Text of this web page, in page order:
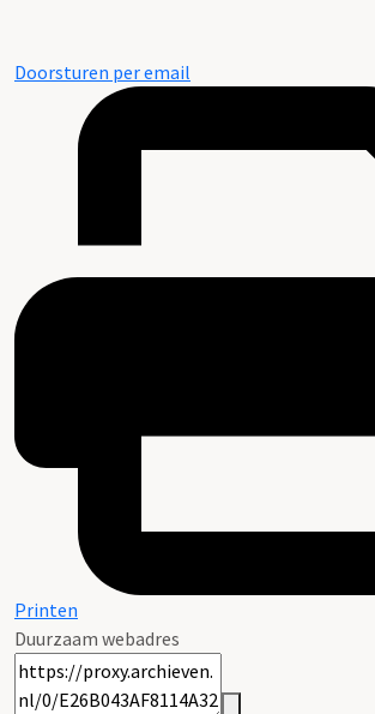
Doorsturen per email
Printen
Duurzaam webadres